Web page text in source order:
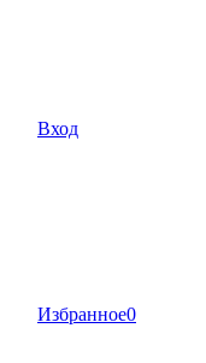
Вход
Избранное0